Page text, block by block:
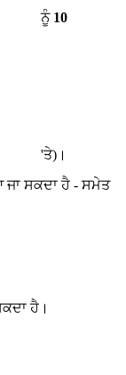
ਨੂੰ 10
'ਤੇ)।
ਜਾ ਸਕਦਾ ਹੈ - ਸਮੇਤ
ਹੈ।